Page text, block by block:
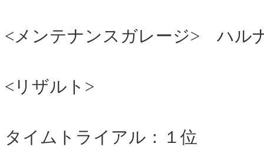
<メンテナンスガレージ> ハル
<リザルト>
タイムトライアル：１位